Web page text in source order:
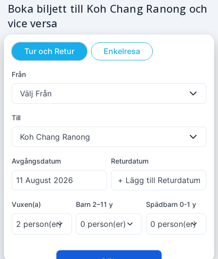
Boka biljett till Koh Chang Ranong och
vice versa
Tur och Retur Enkelresa
Från
Välj Från
Till
Koh Chang Ranong
Avgångsdatum Returdatum
Vuxen(a) Barn 2–11 y Spädbarn 0-1 y